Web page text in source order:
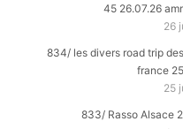
45 26.07.26
26
834/ les divers road trip
france
25
833/ Rasso Alsace